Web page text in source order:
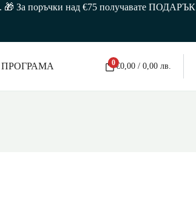
🎁 За поръчки над €75 получавате ПОДАРЪК
0€0,00/ 0,00 лв.